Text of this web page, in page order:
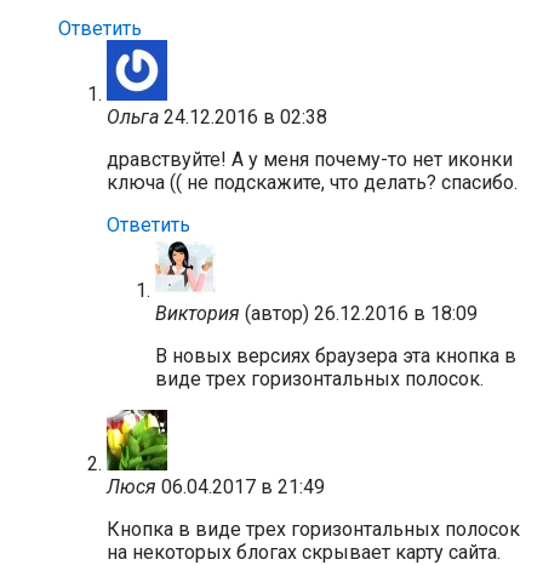
Ответить
Ольга 24.12.2016 в 02:38
дравствуйте! А у меня почему-то нет иконки
ключа (( не подскажите, что делать? спасибо.
Ответить
Виктория (автор) 26.12.2016 в 18:09
В новых версиях браузера эта кнопка в
виде трех горизонтальных полосок.
Люся 06.04.2017 в 21:49
Кнопка в виде трех горизонтальных полосок
на некоторых блогах скрывает карту сайта.